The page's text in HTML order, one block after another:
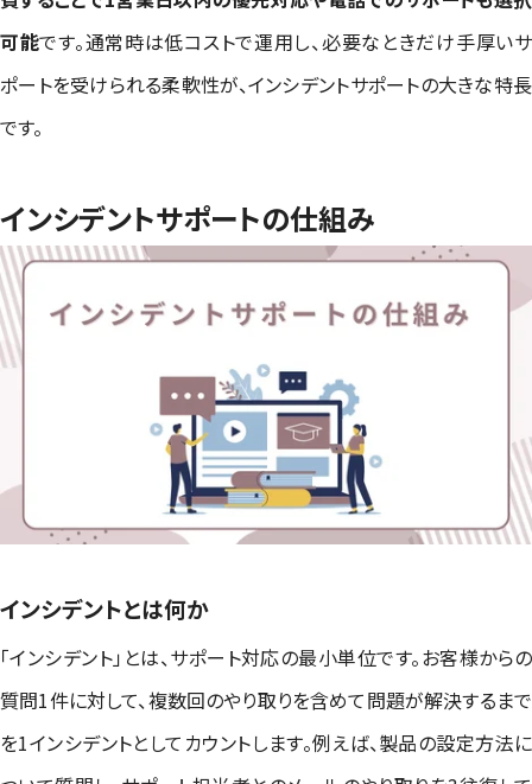
可能です。通常時は低コストで運用し、必要なときだけ手厚いサ
ポートを受けられる柔軟性が、インシデントサポートの大きな特長
です。
インシデントサポートの仕組み
インシデントとは何か
「インシデント」とは、サポート対応の最小単位です。お客様からの
質問1件に対して、複数回のやり取りを含めて問題が解決するまで
を1インシデントとしてカウントします。例えば、製品の設定方法に